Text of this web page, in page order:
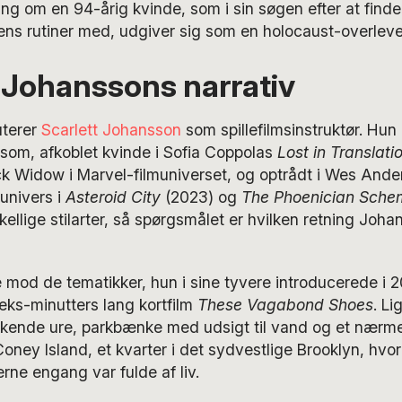
om en 94-årig kvinde, som i sin søgen efter at
rutiner med, udgiver sig som en holocaust-
narrativ
Scarlett Johansson som spillefilmsinstruktør.
afkoblet kvinde i Sofia Coppolas Lost in
Widow i Marvel-filmuniverset, og optrådt i Wes
i Asteroid City(2023) og The Phoenician
stilarter, så spørgsmålet er hvilken retning
mod de tematikker, hun i sine tyvere introducerede i
minutters lang kortfilm These Vagabond Shoes.
ure, parkbænke med udsigt til vand og et
Island, et kvarter i det sydvestlige Brooklyn, hvor
engang var fulde af liv.